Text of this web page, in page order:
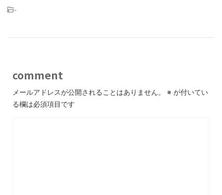
-
comment
メールアドレスが公開されることはありません。 ※ が付いてい
る欄は必須項目です